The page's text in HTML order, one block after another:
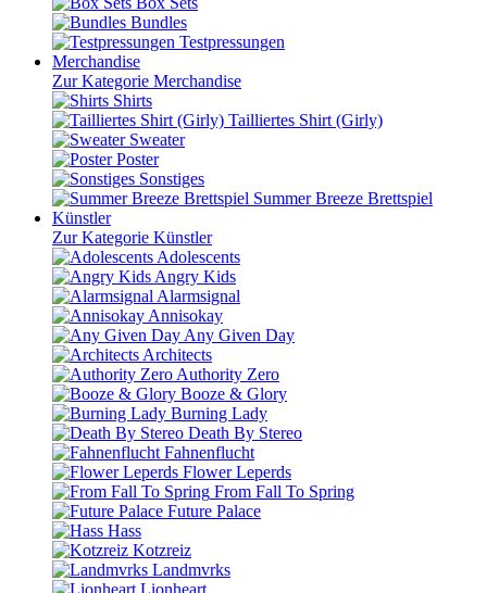
Bundles
Testpressungen
Merchandise
Zur Kategorie Merchandise
Shirts
Tailliertes Shirt (Girly)
Sweater
Poster
Sonstiges
Summer Breeze Brettspiel
Künstler
Zur Kategorie Künstler
Adolescents
Angry Kids
Alarmsignal
Annisokay
Any Given Day
Architects
Authority Zero
Booze & Glory
Burning Lady
Death By Stereo
Fahnenflucht
Flower Leperds
From Fall To Spring
Future Palace
Hass
Kotzreiz
Landmvrks
Lionheart